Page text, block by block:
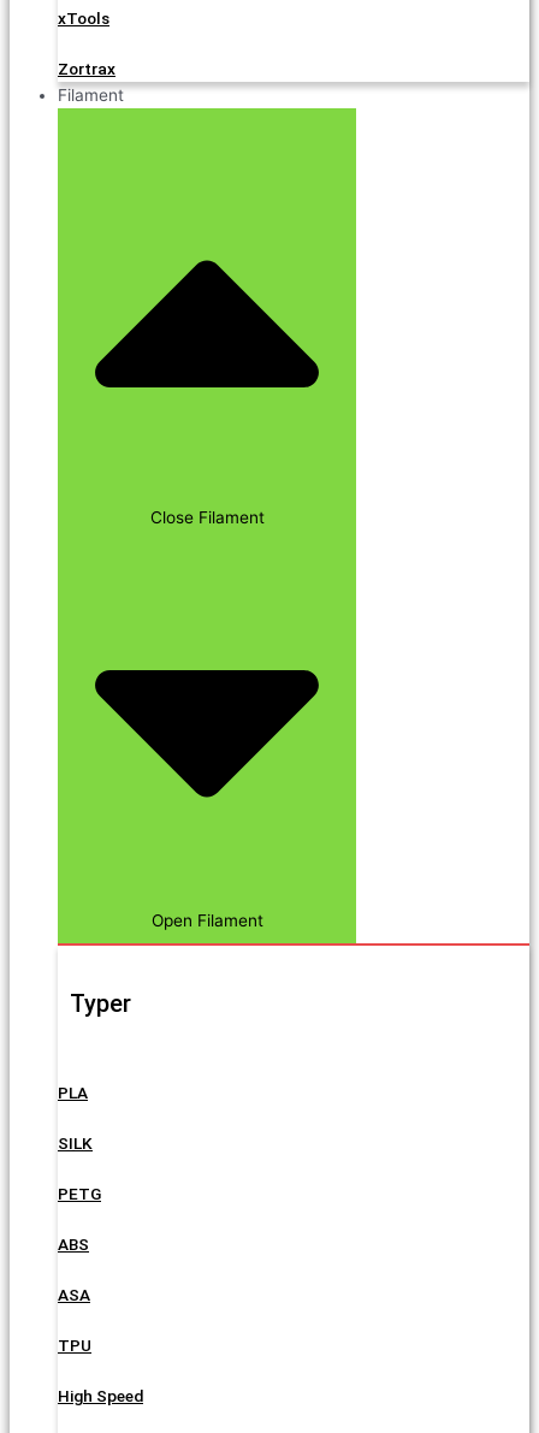
xTools
Zortrax
Filament
Close Filament
Open Filament
Typer
PLA
SILK
PETG
ABS
ASA
TPU
High Speed